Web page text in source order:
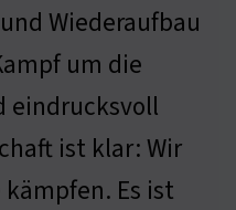
Wiederaufbau
um die
eindrucksvoll
ist klar: Wir
Es ist